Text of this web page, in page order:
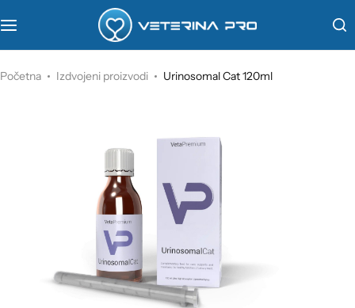
Početna Izdvojeni proizvodi Urinosomal Cat 120ml
Veterinarstvo